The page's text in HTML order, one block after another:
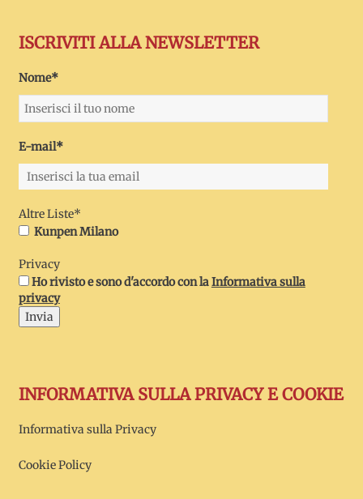
ISCRIVITI ALLA NEWSLETTER
Nome*
E-mail*
Altre Liste*
Kunpen Milano
Privacy
Ho rivisto e sono d'accordo con laInformativa sulla
privacy
Invia
INFORMATIVA SULLA PRIVACY E COOKIE
Informativa sulla Privacy
Cookie Policy